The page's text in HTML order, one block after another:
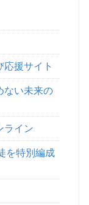
応援サイト
ない未来の
ライン
を特別編成